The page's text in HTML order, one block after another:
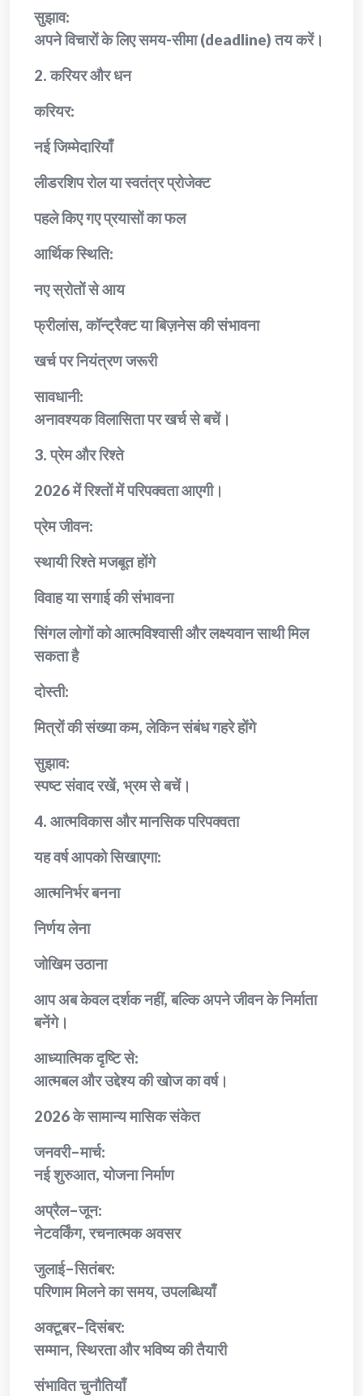
सुझाव:
अपने विचारों के लिए समय-सीमा (deadline) तय करें।
2. करियर और धन
करियर:
नई जिम्मेदारियाँ
लीडरशिप रोल या स्वतंत्र प्रोजेक्ट
पहले किए गए प्रयासों का फल
आर्थिक स्थिति:
नए स्रोतों से आय
फ्रीलांस, कॉन्ट्रैक्ट या बिज़नेस की संभावना
खर्च पर नियंत्रण जरूरी
सावधानी:
अनावश्यक विलासिता पर खर्च से बचें।
3. प्रेम और रिश्ते
2026 में रिश्तों में परिपक्वता आएगी।
प्रेम जीवन:
स्थायी रिश्ते मजबूत होंगे
विवाह या सगाई की संभावना
सिंगल लोगों को आत्मविश्वासी और लक्ष्यवान साथी मिल
सकता है
दोस्ती:
मित्रों की संख्या कम, लेकिन संबंध गहरे होंगे
सुझाव:
स्पष्ट संवाद रखें, भ्रम से बचें।
4. आत्मविकास और मानसिक परिपक्वता
यह वर्ष आपको सिखाएगा:
आत्मनिर्भर बनना
निर्णय लेना
जोखिम उठाना
आप अब केवल दर्शक नहीं, बल्कि अपने जीवन के निर्माता
बनेंगे।
आध्यात्मिक दृष्टि से:
आत्मबल और उद्देश्य की खोज का वर्ष।
2026 के सामान्य मासिक संकेत
जनवरी–मार्च:
नई शुरुआत, योजना निर्माण
अप्रैल–जून:
नेटवर्किंग, रचनात्मक अवसर
जुलाई–सितंबर:
परिणाम मिलने का समय, उपलब्धियाँ
अक्टूबर–दिसंबर:
सम्मान, स्थिरता और भविष्य की तैयारी
संभावित चुनौतियाँ